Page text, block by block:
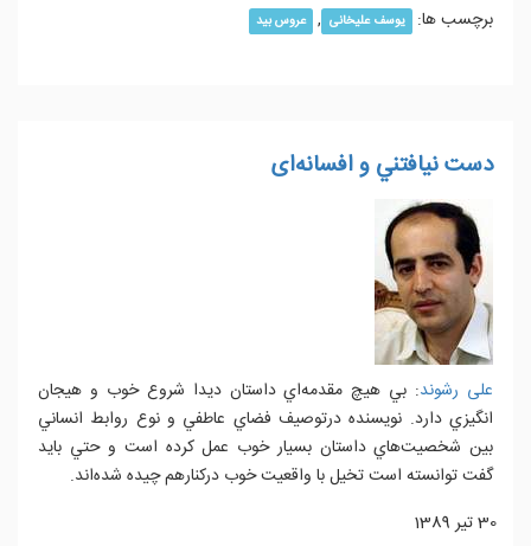
برچسب ها: یوسف علیخانی , عروس بید
دست نيافتني و افسانه‌ای
علی رشوند: بي هيچ مقدمه‌اي داستان ديدا شروع خوب و هيجان
انگيزي دارد. نويسنده درتوصيف فضا‌ي عاطفي و نوع روابط انساني
بين شخصيت‌هاي داستان بسيار خوب عمل كرده است و حتي بايد
گفت توانسته است تخيل با واقعيت خوب درکنارهم چيده شده‌اند.
30 تیر 1389